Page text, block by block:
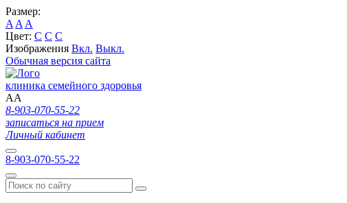
Размер:
A A A
Цвет: C C C
Изображения Вкл. Выкл.
Обычная версия сайта
клиника семейного здоровья
AA
8-903-070-55-22
записаться на прием
Личный кабинет
8-903-070-55-22